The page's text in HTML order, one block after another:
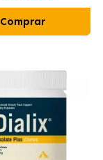
Comprar